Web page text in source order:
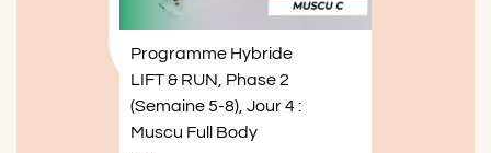
Programme Hybride
LIFT & RUN, Phase 2
(Semaine 5-8), Jour 4 :
Muscu Full Body